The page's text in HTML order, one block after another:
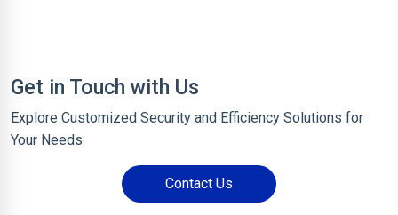
Get in Touch with Us
Explore Customized Security and Efficiency Solutions for
Your Needs
Contact Us